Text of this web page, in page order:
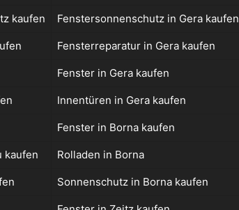
kaufen Fenstersonnenschutz in Gera kaufen
Fensterreparatur in Gera kaufen
Fenster in Gera kaufen
Innentüren in Gera kaufen
Fenster in Borna kaufen
kaufen Rolladen in Borna
Sonnenschutz in Borna kaufen